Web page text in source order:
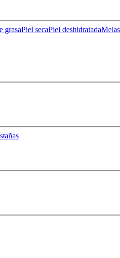
grasaPiel secaPiel deshidratada